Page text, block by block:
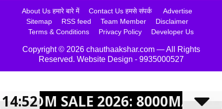
About Us हमारे बारे में Contact Us हमसे संपर्क
Advertise
Sitemap
RSS feed Team Member
Disclaimer
Terms & Conditions
Privacy Policy Developer Us
Copyright ©️ 2026 chauthaakshar.com — All Rights
Reserved. Website Design - 9935000527
2026: 8000MAH बैटरी वाले
14:52